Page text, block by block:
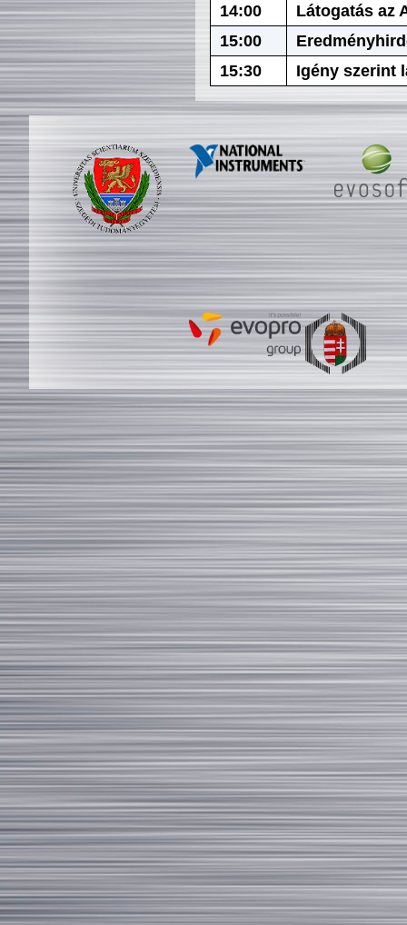
14:00
Látogatás az
15:00
15:30
Igény szerint